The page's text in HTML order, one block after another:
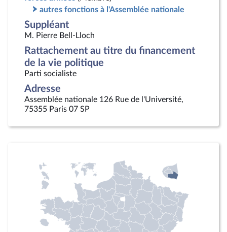
autres fonctions à l'Assemblée nationale
Suppléant
M. Pierre Bell-Lloch
Rattachement au titre du financement
de la vie politique
Parti socialiste
Adresse
Assemblée nationale 126 Rue de l'Université,
75355 Paris 07 SP